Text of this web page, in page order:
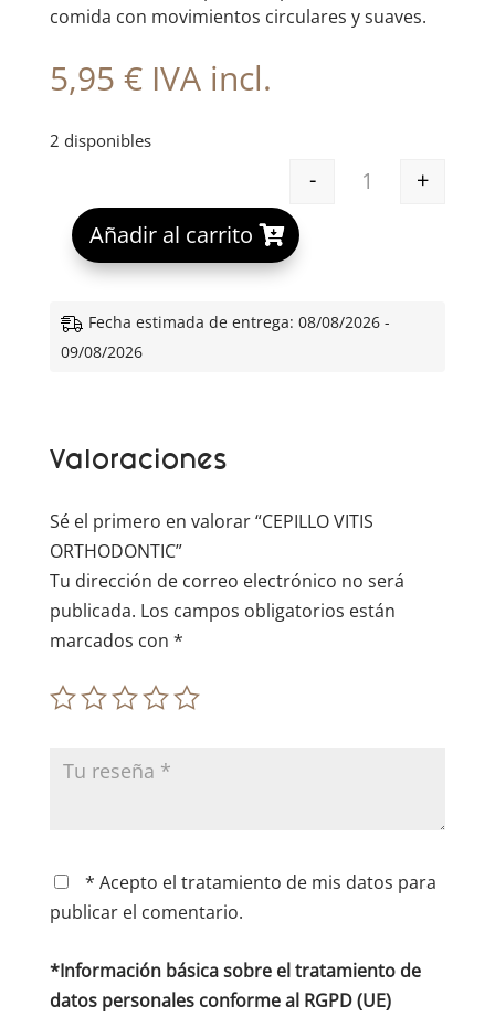
comida con movimientos circulares y suaves.
5,95 € IVA incl.
2 disponibles
CEPILLO VITIS
-
+
Añadir al carrito
A
e
e
Fecha estimada de entrega: 08/08/2026 -
09/08/2026
Valoraciones
Sé el primero en valorar “CEPILLO VITIS
ORTHODONTIC”
Tu dirección de correo electrónico no será
publicada. Los campos obligatorios están
marcados con *
* Acepto el tratamiento de mis datos para
publicar el comentario.
*Información básica sobre el tratamiento de
datos personales conforme al RGPD (UE)